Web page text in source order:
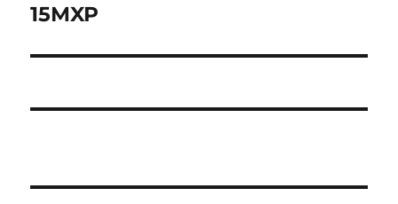
post:
15MXP